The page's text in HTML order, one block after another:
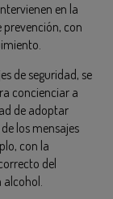
en la
prevención, con
de seguridad, se
concienciar a
de adoptar
los mensajes
con la
del
alcohol.